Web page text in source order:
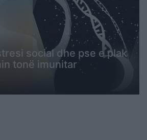
social dhe pse e plak
tonë imunitar